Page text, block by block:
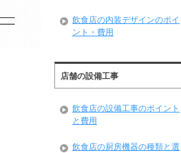
飲食店の内装デザインのポイ
ント・費用
店舗の設備工事
飲食店の設備工事のポイント
と費用
飲食店の厨房機器の種類と選